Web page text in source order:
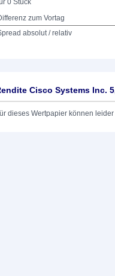
0 Stück
zum Vortag
absolut / relativ
Cisco Systems Inc.
dieses Wertpapier können